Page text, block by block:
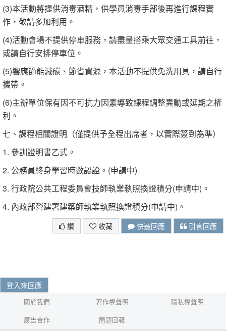
(3)本活動將提供消毒酒精，供學員消毒手部後再進行課程實
作，敬請多加利用。
(4)活動會場不提供停車服務，請盡量搭乘大眾交通工具前往，
或請自行安排停車位。
(5)響應節能減碳、節省資源，本活動不提供免洗用具，請自行
攜帶。
(6)主辦單位保有因不可抗力因素導致課程調整異動或延期之權
利。
七、課程相關證明（僅提供予全程出席者，以實際簽到為準）
1. 參訓證明書乙式。
2. 公務員終身學習時數認證。(申請中)
3. 行政院公共工程委員會技師執業執照換證積分(申請中)。
4. 內政部營建署建築師執業執照換證積分(申請中)。
讚 收藏 快速回應 引言回應
登入來回應
關於我們 著作權聲明
隱私權聲明
廣告合作
問題回報